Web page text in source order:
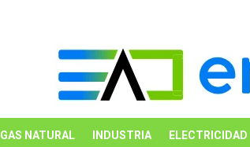
GAS NATURAL INDUSTRIA ELECTRICIDAD